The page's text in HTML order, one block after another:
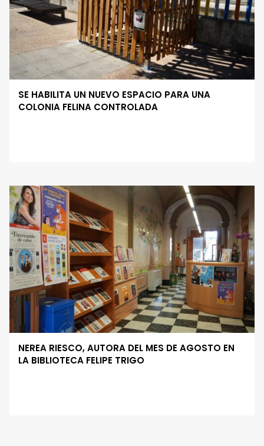
SE HABILITA UN NUEVO ESPACIO PARA UNA
COLONIA FELINA CONTROLADA
NEREA RIESCO, AUTORA DEL MES DE AGOSTO EN
LA BIBLIOTECA FELIPE TRIGO